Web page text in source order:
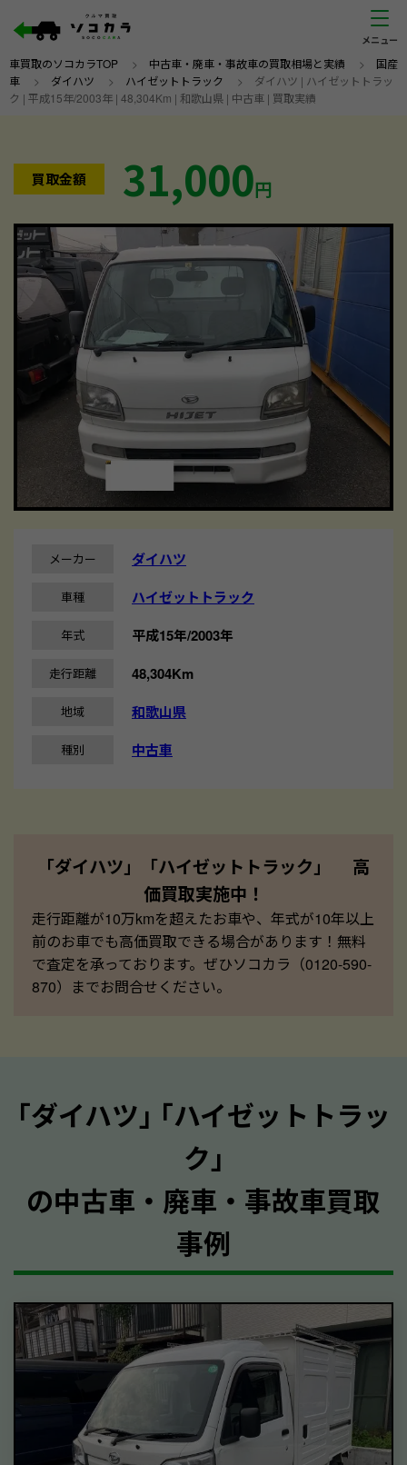
車買取のソコカラTOP > 中古車・廃車・事故車の買取相場と実績 > 国産
車 > ダイハツ > ハイゼットトラック > ダイハツ | ハイゼットトラッ
ク | 平成15年/2003年 | 48,304Km | 和歌山県 | 中古車 | 買取実績
買取金額 31,000円
メーカー ダイハツ
車種 ハイゼットトラック
年式 平成15年/2003年
走行距離 48,304Km
地域 和歌山県
種別 中古車
「ダイハツ」「ハイゼットトラック」 高
価買取実施中！
走行距離が10万kmを超えたお車や、年式が10年以上
前のお車でも高価買取できる場合があります！無料
で査定を承っております。ぜひソコカラ（0120-590-
870）までお問合せください。
｢ダイハツ｣ ｢ハイゼットトラッ
ク｣
の中古車・廃車・事故車買取
事例